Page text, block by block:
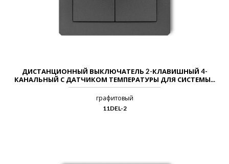
ДИСТАНЦИОННЫЙ ВЫКЛЮЧАТЕЛЬ 2-КЛАВИШНЫЙ 4-
КАНАЛЬНЫЙ С ДАТЧИКОМ ТЕМПЕРАТУРЫ ДЛЯ СИСТЕМЫ...
графитовый
11DEL-2